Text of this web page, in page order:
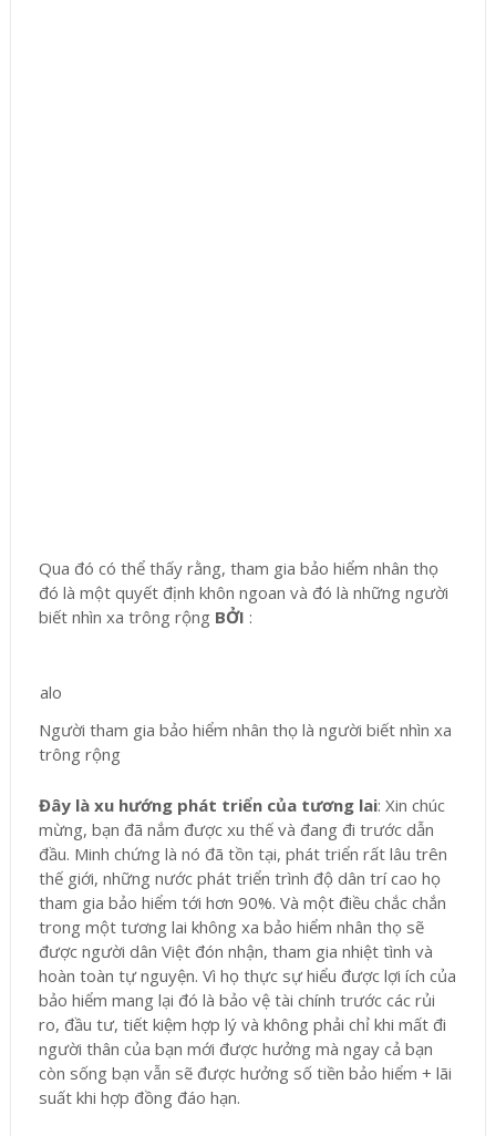
Qua đó có thể thấy rằng, tham gia bảo hiểm nhân thọ
đó là một quyết định khôn ngoan và đó là những người
biết nhìn xa trông rộng BỞI :
Người tham gia bảo hiểm nhân thọ là người biết nhìn xa
trông rộng
Đây là xu hướng phát triển của tương lai: Xin chúc
mừng, bạn đã nắm được xu thế và đang đi trước dẫn
đầu. Minh chứng là nó đã tồn tại, phát triển rất lâu trên
thế giới, những nước phát triển trình độ dân trí cao họ
tham gia bảo hiểm tới hơn 90%. Và một điều chắc chắn
trong một tương lai không xa bảo hiểm nhân thọ sẽ
được người dân Việt đón nhận, tham gia nhiệt tình và
hoàn toàn tự nguyện. Vì họ thực sự hiểu được lợi ích của
bảo hiểm mang lại đó là bảo vệ tài chính trước các rủi
ro, đầu tư, tiết kiệm hợp lý và không phải chỉ khi mất đi
người thân của bạn mới được hưởng mà ngay cả bạn
còn sống bạn vẫn sẽ được hưởng số tiền bảo hiểm + lãi
suất khi hợp đồng đáo hạn.